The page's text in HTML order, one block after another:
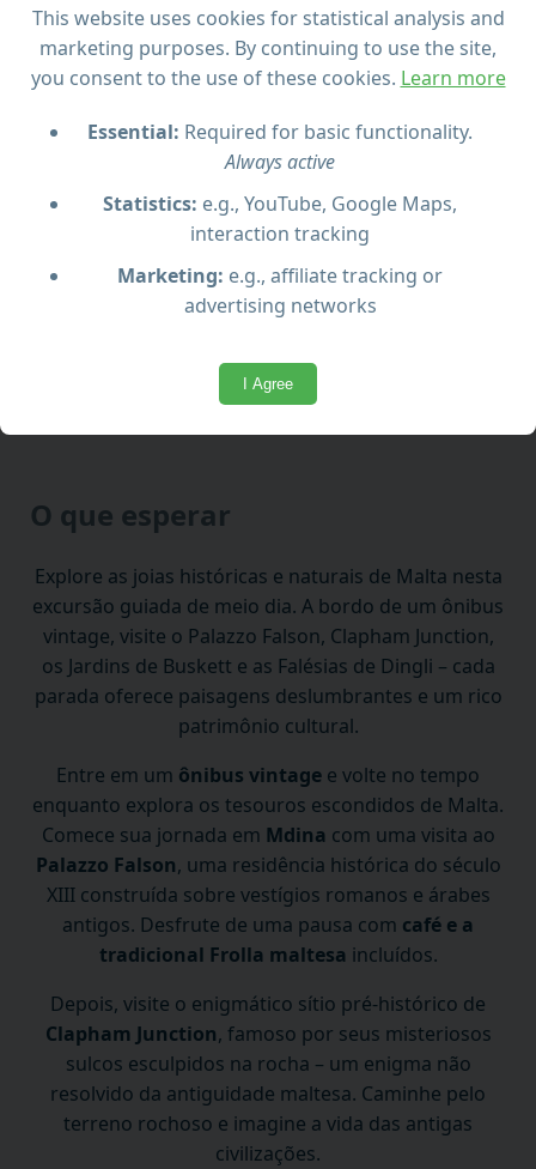
This website uses cookies for statistical analysis and
marketing purposes. By continuing to use the site,
you consent to the use of these cookies. Learn more
Essential: Required for basic functionality.
Always active
Statistics: e.g., YouTube, Google Maps,
interaction tracking
Marketing: e.g., affiliate tracking or
advertising networks
I Agree
Viaje em um clássico ônibus vintage
Visite o histórico Palazzo Falson com entrada
incluída
Descubra os sulcos antigos de Clapham Junction
Relaxe nos Jardins de Buskett em meio à natureza
o ponto mais alto de Malta
O que esperar
Explore as joias históricas e naturais de Malta nesta
excursão guiada de meio dia. A bordo de um ônibus
vintage, visite o Palazzo Falson, Clapham Junction,
os Jardins de Buskett e as Falésias de Dingli – cada
parada oferece paisagens deslumbrantes e um rico
patrimônio cultural.
Entre em um ônibus vintage e volte no tempo
enquanto explora os tesouros escondidos de Malta.
Comece sua jornada em Mdina com uma visita ao
Palazzo Falson, uma residência histórica do século
XIII construída sobre vestígios romanos e árabes
antigos. Desfrute de uma pausa com café e a
tradicional Frolla maltesa incluídos.
Depois, visite o enigmático sítio pré-histórico de
Clapham Junction, famoso por seus misteriosos
sulcos esculpidos na rocha – um enigma não
resolvido da antiguidade maltesa. Caminhe pelo
terreno rochoso e imagine a vida das antigas
civilizações.